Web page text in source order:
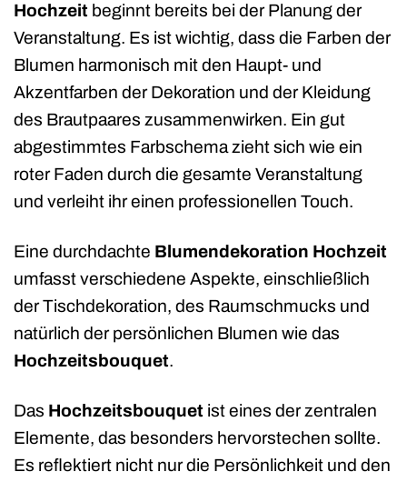
Hochzeit beginnt bereits bei der Planung der
Veranstaltung. Es ist wichtig, dass die Farben der
Blumen harmonisch mit den Haupt- und
Akzentfarben der Dekoration und der Kleidung
des Brautpaares zusammenwirken. Ein gut
abgestimmtes Farbschema zieht sich wie ein
roter Faden durch die gesamte Veranstaltung
und verleiht ihr einen professionellen Touch.
Eine durchdachte Blumendekoration Hochzeit
umfasst verschiedene Aspekte, einschließlich
der Tischdekoration, des Raumschmucks und
natürlich der persönlichen Blumen wie das
Hochzeitsbouquet.
Das Hochzeitsbouquet ist eines der zentralen
Elemente, das besonders hervorstechen sollte.
Es reflektiert nicht nur die Persönlichkeit und den